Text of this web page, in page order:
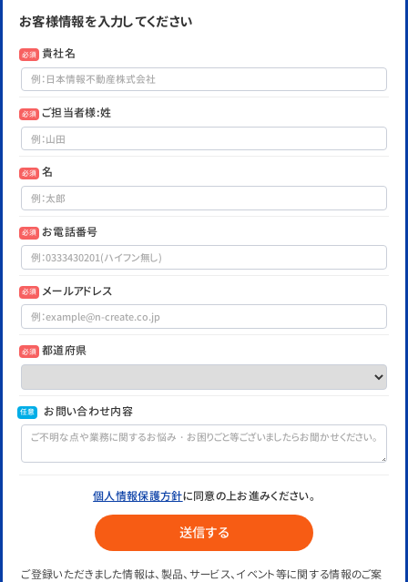
お客様情報を入力してください
必須 貴社名
必須 ご担当者様:姓
必須 名
必須 お電話番号
必須 メールアドレス
必須 都道府県
任意 お問い合わせ内容
個人情報保護方針に同意の上お進みください。
ご登録いただきました情報は、製品、サービス、イベント等に関する情報のご案